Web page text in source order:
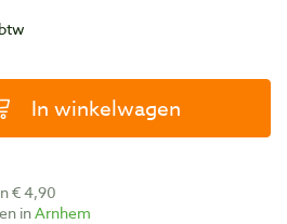
In winkelwagen
€ 4,90
inArnhem